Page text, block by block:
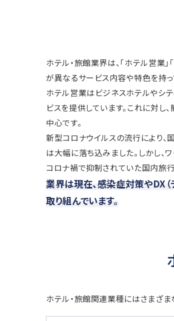
ホテル・旅館業界は、「ホテル営業
が異なるサービス内容や特色を持っ
ホテル営業はビジネスホテルやシ
ビスを提供しています。これに対し
中心です。
新型コロナウイルスの流行により
は大幅に落ち込みました。しかし、
コロナ禍で抑制されていた国内旅
業界は現在、感染症対策やDX（
取り組んでいます。
ホテル・旅館関連業種にはさまざま